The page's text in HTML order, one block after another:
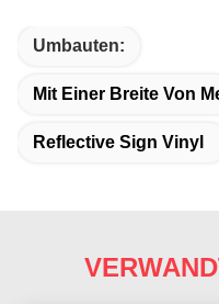
Umbauten:
Mit Einer Breite Von
Reflective Sign Vinyl